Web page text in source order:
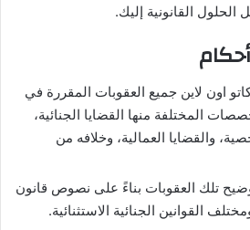
القانونية إليك.
اون لاين جميع العقوبات المقررة في
المختلفة منها القضايا الجنائية،
والقضايا العمالية، وخلافه من
تلك العقوبات بناءً على نصوص قانون
القوانين الجنائية الاستثنائية.